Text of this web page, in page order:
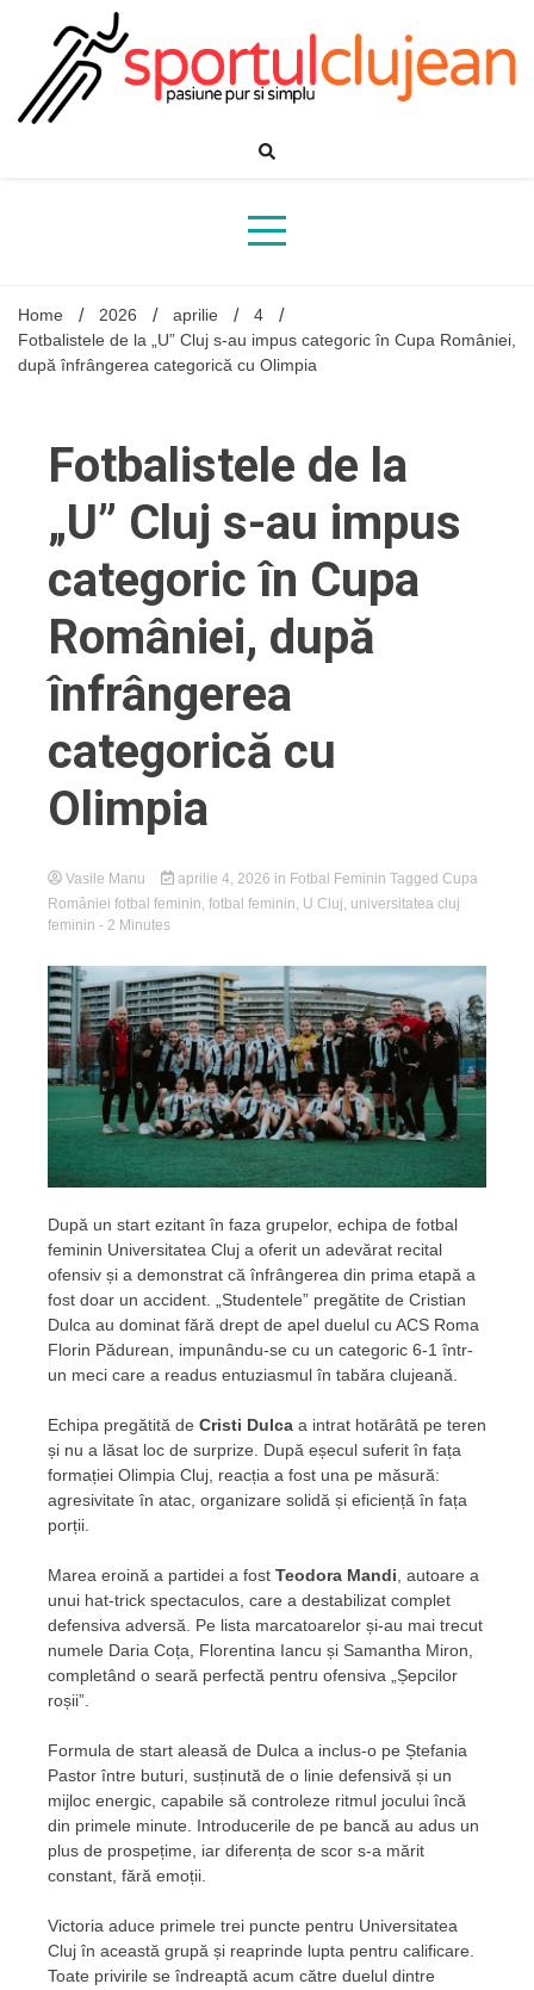
Home 2026 aprilie
4
Fotbalistele de la „U” Cluj s-au impus categoric în Cupa României,
după înfrângerea categorică cu Olimpia
Fotbalistele de la
„U” Cluj s-au impus
categoric în Cupa
României, după
înfrângerea
categorică cu
Olimpia
Vasile Manu aprilie 4, 2026 in Fotbal Feminin Tagged Cupa
României fotbal feminin fotbal feminin U Cluj universitatea cluj
feminin - 2 Minutes
După un start ezitant în faza grupelor, echipa de fotbal
feminin Universitatea Cluj a oferit un adevărat recital
ofensiv și a demonstrat că înfrângerea din prima etapă a
fost doar un accident. „Studentele” pregătite de Cristian
Dulca au dominat fără drept de apel duelul cu ACS Roma
Florin Pădurean, impunându-se cu un categoric 6-1 într-
un meci care a readus entuziasmul în tabăra clujeană.
Echipa pregătită de Cristi Dulca a intrat hotărâtă pe teren
și nu a lăsat loc de surprize. După eșecul suferit în fața
formației Olimpia Cluj, reacția a fost una pe măsură:
agresivitate în atac, organizare solidă și eficiență în fața
porții.
Marea eroină a partidei a fost Teodora Mandi, autoare a
unui hat-trick spectaculos, care a destabilizat complet
defensiva adversă. Pe lista marcatoarelor și-au mai trecut
numele Daria Coța, Florentina Iancu și Samantha Miron,
completând o seară perfectă pentru ofensiva „Șepcilor
roșii”.
Formula de start aleasă de Dulca a inclus-o pe Ștefania
Pastor între buturi, susținută de o linie defensivă și un
mijloc energic, capabile să controleze ritmul jocului încă
din primele minute. Introducerile de pe bancă au adus un
plus de prospețime, iar diferența de scor s-a mărit
constant, fără emoții.
Victoria aduce primele trei puncte pentru Universitatea
Cluj în această grupă și reaprinde lupta pentru calificare.
Toate privirile se îndreaptă acum către duelul dintre